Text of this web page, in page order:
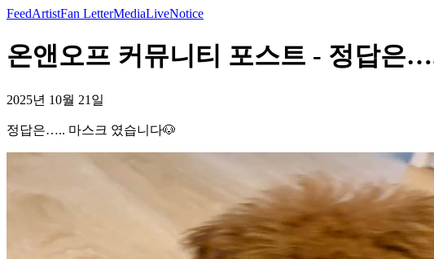
FeedArtistFan LetterMediaLiveNotice
온앤오프 커뮤니티 포스트 - 정답은
2025년 10월 21일
정답은….. 마스크 였습니다🐶